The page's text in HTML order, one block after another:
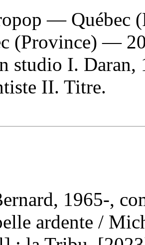
— Québec
(Province) —
studio I.
II. Titre.
1965-,
ardente /